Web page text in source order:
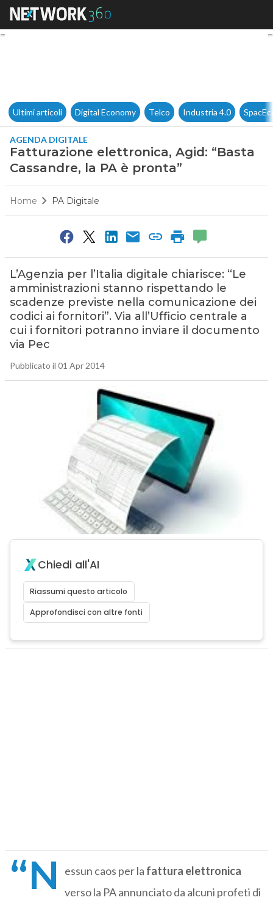
Fatturazione elettronica,
Ultimi articoli Digital Economy Telco Industria 4.0
AGENDA DIGITALE
Fatturazione elettronica, Agid: “Basta
Cassandre, la PA è pronta”
Home PA Digitale
L’Agenzia per l’Italia digitale chiarisce: “Le
amministrazioni stanno rispettando le
scadenze previste nella comunicazione dei
codici ai fornitori”. Via all’Ufficio centrale a
cui i fornitori potranno inviare il documento
via Pec
Pubblicato il 01 Apr 2014
Chiedi all'AI
Riassumi questo articolo
Approfondisci con altre fonti
“N essun caos per la fattura elettronica
verso la PA annunciato da alcuni profeti di